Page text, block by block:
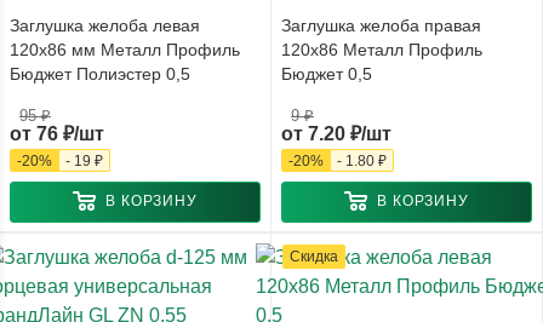
Заглушка желоба левая
120x86 мм Металл Профиль
Бюджет Полиэстер 0,5
от 76 ₽/шт
95 ₽
-20% - 19 ₽
В КОРЗИНУ
Заглушка желоба правая
120x86 Металл Профиль
Бюджет 0,5
от 7.20 ₽/шт
9 ₽
-20% - 1.80 ₽
В КОРЗИНУ
Скидка